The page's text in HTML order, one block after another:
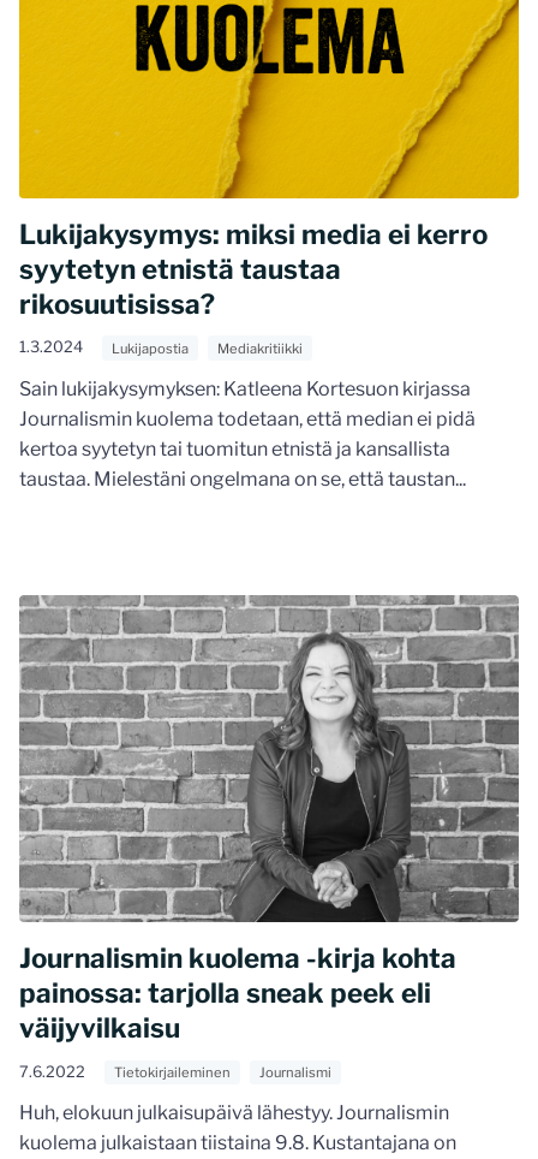
Lukijakysymys: miksi media ei kerro
syytetyn etnistä taustaa
rikosuutisissa?
1.3.2024 Lukijapostia Mediakritiikki
Sain lukijakysymyksen: Katleena Kortesuon kirjassa
Journalismin kuolema todetaan, että median ei pidä
kertoa syytetyn tai tuomitun etnistä ja kansallista
taustaa. Mielestäni ongelmana on se, että taustan...
Journalismin kuolema -kirja kohta
painossa: tarjolla sneak peek eli
väijyvilkaisu
7.6.2022 Tietokirjaileminen Journalismi
Huh, elokuun julkaisupäivä lähestyy. Journalismin
kuolema julkaistaan tiistaina 9.8. Kustantajana on